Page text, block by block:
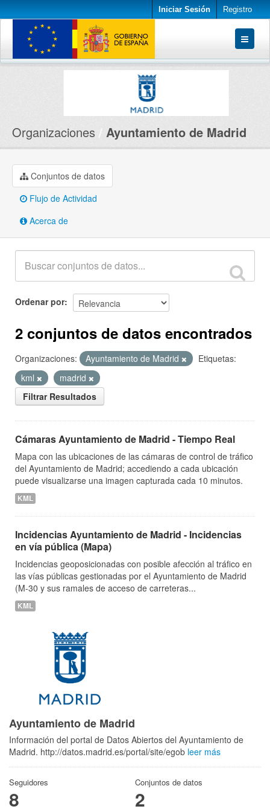
Iniciar Sesión Registro
Conjuntos de datos
Organizaciones Ayuntamiento de Madrid
Conjuntos de datos
Flujo de Actividad
Acerca de
Ordenar por
2 conjuntos de datos encontrados
Organizaciones: Ayuntamiento de Madrid
Etiquetas:
kml
madrid
Filtrar Resultados
Cámaras Ayuntamiento de Madrid - Tiempo Real
Mapa con las ubicaciones de las cámaras de control de tráfico
del Ayuntamiento de Madrid; accediendo a cada ubicación
puede visualizarse una imagen capturada cada 10 minutos.
KML
Incidencias Ayuntamiento de Madrid - Incidencias
en vía pública (Mapa)
Incidencias geoposicionadas con posible afección al tráfico en
las vías públicas gestionadas por el Ayuntamiento de Madrid
(M-30 y sus ramales de acceso de carreteras...
KML
Ayuntamiento de Madrid
Información del portal de Datos Abiertos del Ayuntamiento de
Madrid. http://datos.madrid.es/portal/site/egob leer más
Seguidores
8
Conjuntos de datos
2